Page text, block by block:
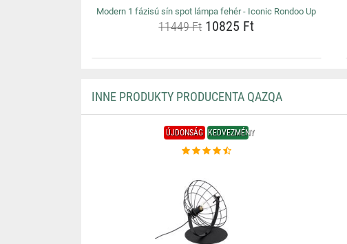
Modern 1 fázisú sín spot lámpa fehér - Iconic Rondoo Up
11449 Ft10825 Ft
INNE PRODUKTY PRODUCENTA QAZQA
ÚJDONSÁG KEDVEZMÉNY